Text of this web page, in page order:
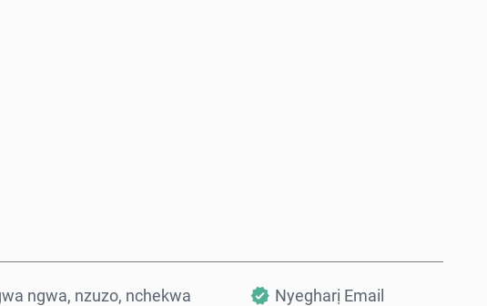
ngwa, nzuzo, nchekwa Nyegharị Email